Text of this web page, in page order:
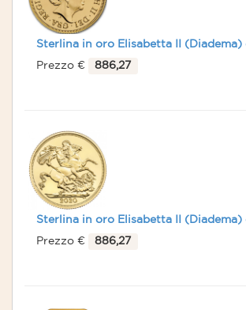
Sterlina in oro Elisabetta II (Diadema)
Prezzo €
886,27
Sterlina in oro Elisabetta II (Diadema)
Prezzo €
886,27